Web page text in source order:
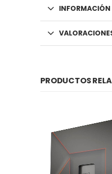
PRODUCTOS